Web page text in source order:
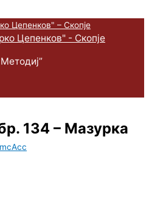
Цепенков" - Скопје
134 – Мазурка